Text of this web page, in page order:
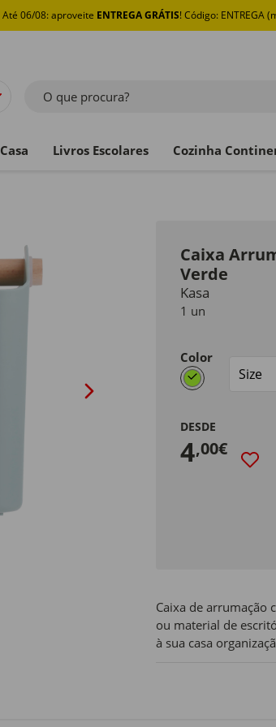
Até 06/08: aproveite ENTREGA GRÁTIS! Código: ENTREGA
O que procura?
Casa Livros Escolares Cozinha
Caixa
Verde
Kasa
1 un
Color
selected
Size
DESDE
4,00€
Caixa de arrumação
ou material de
à sua casa